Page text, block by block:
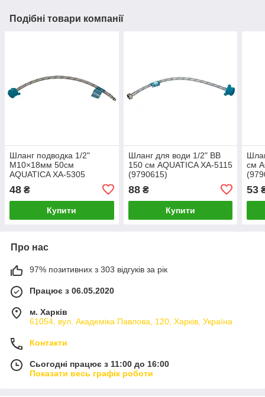
Подібні товари компанії
Шланг подводка 1/2"
М10×18мм 50см
AQUATICA XA-5305
48 ₴
Купити
Шланг для води 1/2" ВВ
150 см AQUATICA XA-5115
(9790615)
88₴
Купити
см
53
Про нас
97% позитивних з 303 відгуків за рік
Працює з 06.05.2020
м. Харків
61054, вул. Академіка Павлова, 120, Харків, Україна
Контакти
Сьогодні працює з 11:00 до 16:00
Показати весь графік роботи